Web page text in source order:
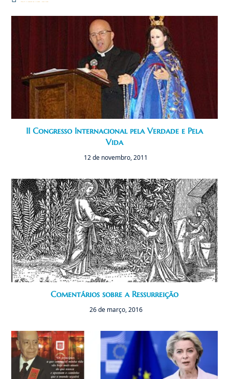
II Congresso Internacional pela Verdade e Pela
Vida
12 de novembro, 2011
Comentários sobre a Ressurreição
26 de março, 2016